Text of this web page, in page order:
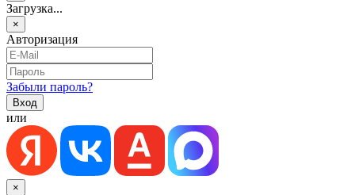
Загрузка...
×
Авторизация
Забыли пароль?
или
×